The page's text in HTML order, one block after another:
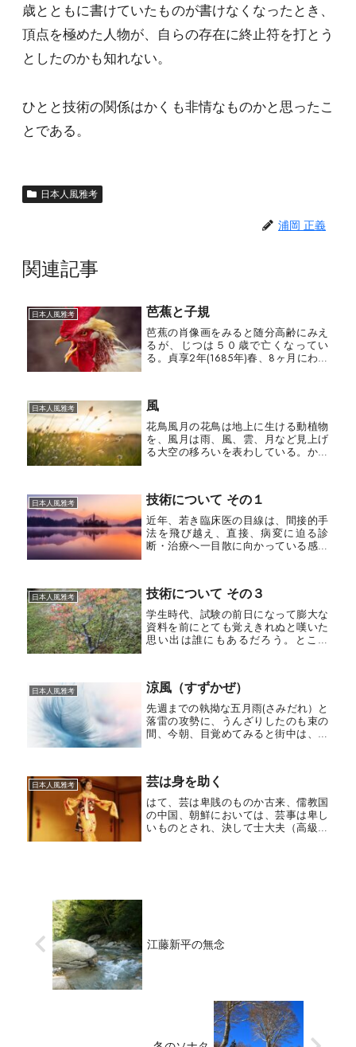
歳とともに書けていたものが書けなくなったとき、
頂点を極めた人物が、自らの存在に終止符を打とう
としたのかも知れない。
ひとと技術の関係はかくも非情なものかと思ったこ
とである。
日本人風雅考
浦岡 正義
関連記事
日本人風雅考 芭蕉と子規
芭蕉の肖像画をみると随分高齢にみえ
るが、じつは５０歳で亡くなってい
る。貞享2年(1685年)春、8ヶ月にわた
を深川の庵で迎えた。久しぶりの自宅
で春の訪れを感じ、４月の陽気に...
日本人風雅考 風
花鳥風月の花鳥は地上に生ける動植物
を、風月は雨、風、雲、月など見上げ
る大空の移ろいを表わしている。かつ
廷の朱色とは無縁のくすんだ住家、夜
になれば灯明の薄明りのなかで、人声
の...
日本人風雅考 技術について その１
近年、若き臨床医の目線は、間接的手
法を飛び越え、直接、病変に迫る診
断・治療へ一目散に向かっている感が
腸はいうに及ばず、肝臓・胆管・すい
臓・膀胱・尿管・子宮へと次々にカメ
ラが...
日本人風雅考 技術について その３
学生時代、試験の前日になって膨大な
資料を前にとても覚えきれぬと嘆いた
思い出は誰にもあるだろう。ところ
ですべて暗記してしまい、楽譜は読め
ないがピアノ曲を一度聴いただけで、
ただ...
日本人風雅考 涼風（すずかぜ）
先週までの執拗な五月雨(さみだれ）と
落雷の攻勢に、うんざりしたのも束の
間、今朝、目覚めてみると街中は、ま
がくらむ。この暑さには一日とて閉口
しないものはないが、古人は暑さを
避...
日本人風雅考 芸は身を助く
はて、芸は卑賎のものか古来、儒教国
の中国、朝鮮においては、芸事は卑し
いものとされ、決して士大夫（高級官
江藤新平の無念